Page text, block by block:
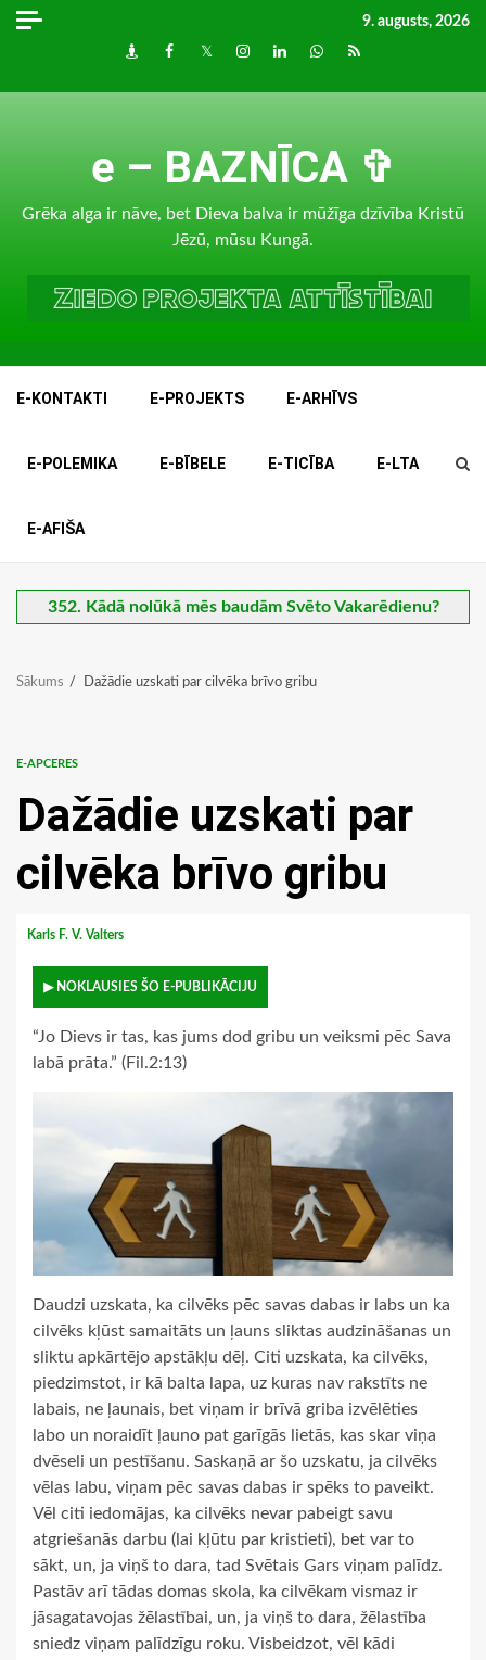
Skip
9. augusts, 2026
DraugiemFacebook
TwitterInstagram
LinkedInwhatsapp
RSS
e – BAZNĪCA ✞
Grēka alga ir nāve, bet Dieva balva ir mūžīga dzīvība Kristū
Jēzū, mūsu Kungā.
E-KONTAKTI E-PROJEKTS E-ARHĪVS
E-POLEMIKA E-BĪBELE E-TICĪBA E-LTA
E-AFIŠA
352. Kādā nolūkā mēs baudām Svēto Vakarēdienu?
Sākums Dažādie uzskati par cilvēka brīvo gribu
E-APCERES
Dažādie uzskati par
cilvēka brīvo gribu
Karls F. V. Valters
▶ NOKLAUSIES ŠO E-PUBLIKĀCIJU
“Jo Dievs ir tas, kas jums dod gribu un veiksmi pēc Sava
labā prāta.” (Fil.2:13)
Daudzi uzskata, ka cilvēks pēc savas dabas ir labs un ka
cilvēks kļūst samaitāts un ļauns sliktas audzināšanas un
sliktu apkārtējo apstākļu dēļ. Citi uzskata, ka cilvēks,
piedzimstot, ir kā balta lapa, uz kuras nav rakstīts ne
labais, ne ļaunais, bet viņam ir brīvā griba izvēlēties
labo un noraidīt ļauno pat garīgās lietās, kas skar viņa
dvēseli un pestīšanu. Saskaņā ar šo uzskatu, ja cilvēks
vēlas labu, viņam pēc savas dabas ir spēks to paveikt.
Vēl citi iedomājas, ka cilvēks nevar pabeigt savu
atgriešanās darbu (lai kļūtu par kristieti), bet var to
sākt, un, ja viņš to dara, tad Svētais Gars viņam palīdz.
Pastāv arī tādas domas skola, ka cilvēkam vismaz ir
jāsagatavojas žēlastībai, un, ja viņš to dara, žēlastība
sniedz viņam palīdzīgu roku. Visbeidzot, vēl kādi